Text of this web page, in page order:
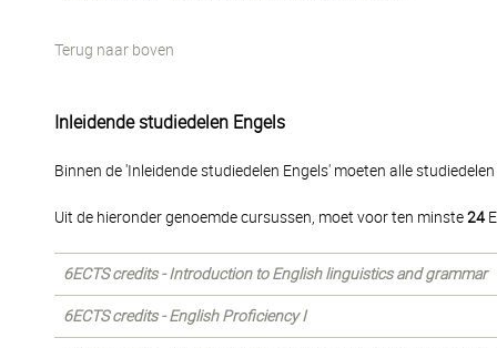
Terug naar boven
Inleidende studiedelen Engels
Binnen de 'Inleidende studiedelen Engels' moeten alle
Uit de hieronder genoemde cursussen, moet voor ten minste24
6ECTS credits - Introduction to English linguistics and grammar
6ECTS credits - English Proficiency I